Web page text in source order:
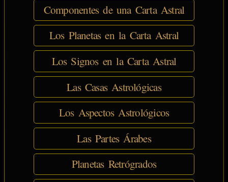
Componentes de una Carta Astral
Los Planetas en la Carta Astral
Los Signos en la Carta Astral
Las Casas Astrológicas
Los Aspectos Astrológicos
Las Partes Árabes
Planetas Retrógrados